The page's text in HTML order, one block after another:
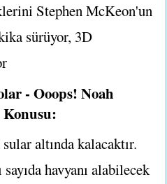
Stephen McKeon'un
sürüyor, 3D
- Ooops! Noah
Konusu:
altında kalacaktır.
havyanı alabilecek